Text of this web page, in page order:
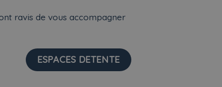
ravis de vous accompagner
ESPACES DETENTE